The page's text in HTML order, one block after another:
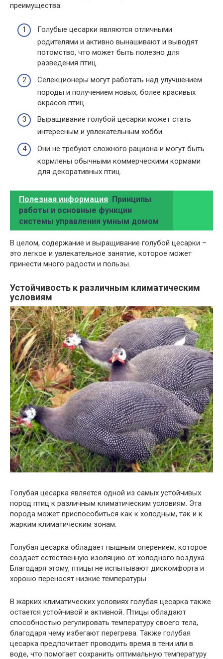
преимущества:
Голубые цесарки являются отличными
родителями и активно вынашивают и выводят
потомство, что может быть полезно для
разведения птиц.
Селекционеры могут работать над улучшением
породы и получением новых, более красивых
окрасов птиц.
Выращивание голубой цесарки может стать
интересным и увлекательным хобби.
Они не требуют сложного рациона и могут быть
кормлены обычными коммерческими кормами
для декоративных птиц.
Полезная информация Принципы
работы и основные функции
системы управления умным домом
В целом, содержание и выращивание голубой цесарки –
это легкое и увлекательное занятие, которое может
принести много радости и пользы.
Устойчивость к различным климатическим
условиям
Голубая цесарка является одной из самых устойчивых
пород птиц к различным климатическим условиям. Эта
порода может приспособиться как к холодным, так и к
жарким климатическим зонам.
Голубая цесарка обладает пышным оперением, которое
создает естественную изоляцию от холодного воздуха.
Благодаря этому, птицы не испытывают дискомфорта и
хорошо переносят низкие температуры.
В жарких климатических условиях голубая цесарка также
остается устойчивой и активной. Птицы обладают
способностью регулировать температуру своего тела,
благодаря чему избегают перегрева. Также голубая
цесарка предпочитает проводить время в тени или в
воде, что помогает сохранить оптимальную температуру